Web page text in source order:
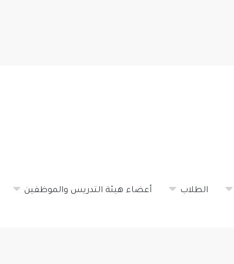
الطلاب أعضاء هيئة التدريس والموظفين